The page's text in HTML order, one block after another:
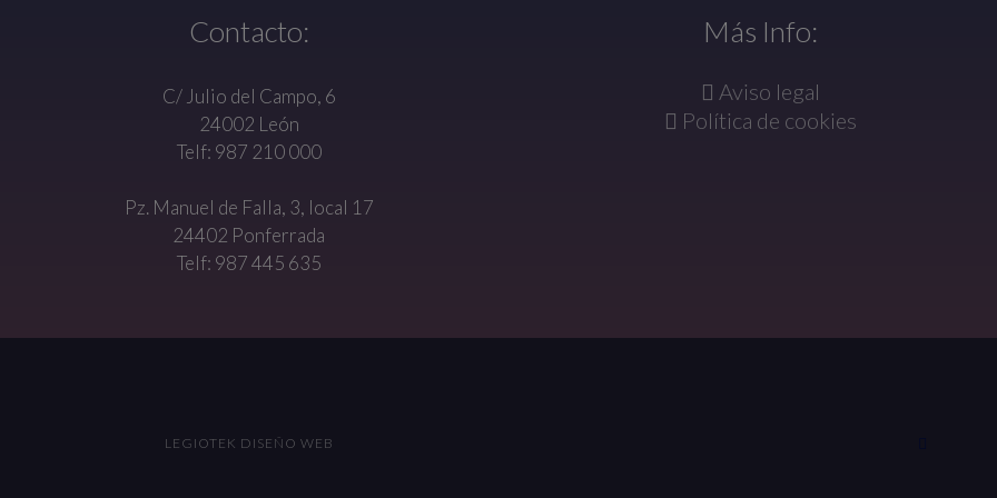
Contacto:
C/ Julio del Campo, 6
24002 León
Telf: 987 210 000
Pz. Manuel de Falla, 3, local 17
24402 Ponferrada
Telf: 987 445 635
Más Info:
Aviso legal
Política de cookies
LEGIOTEK DISEÑO WEB